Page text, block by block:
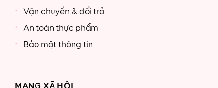
Vận chuyển & đổi trả
An toàn thực phẩm
Bảo mật thông tin
MẠNG XÃ HỘI